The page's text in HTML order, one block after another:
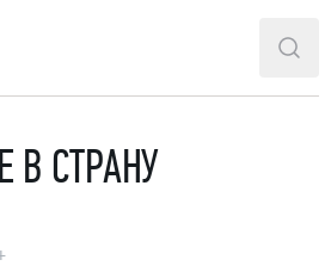
оперы и балета
В СТРАНУ